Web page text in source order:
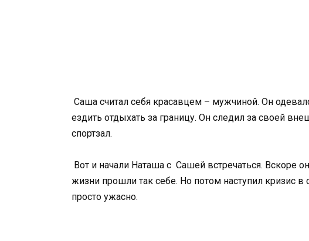
Саша считал себя красавцем – мужчиной. Он
ездить отдыхать за границу. Он следил за своей
спортзал.
Вот и начали Наташа с Сашей встречаться. Вскоре
жизни прошли так себе. Но потом наступил кризис
просто ужасно.